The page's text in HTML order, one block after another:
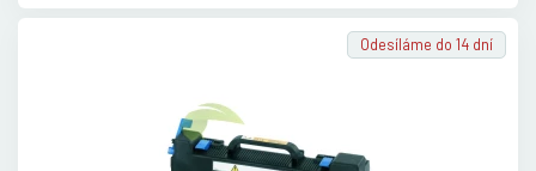
Odesíláme do 14 dní